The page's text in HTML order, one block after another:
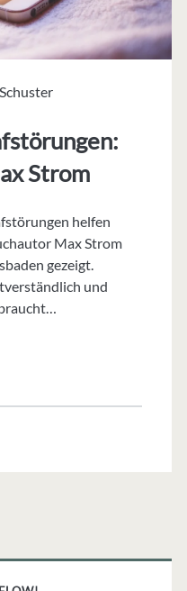
Strom
helfen
Max Strom
gezeigt.
und